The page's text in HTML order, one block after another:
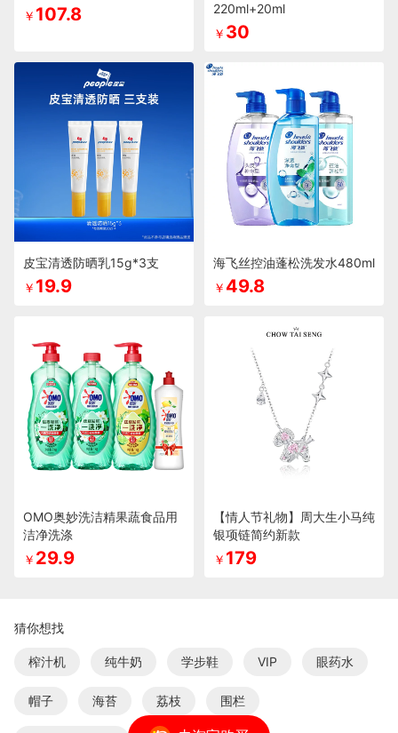
￥ 107.8
220ml+20ml
￥ 30
皮宝清透防晒乳15g*3支
￥ 19.9
海飞丝控油蓬松洗发水480ml
￥ 49.8
OMO奥妙洗洁精果蔬食品用
洁净洗涤
￥ 29.9
【情人节礼物】周大生小马纯
银项链简约新款
￥ 179
猜你想找
榨汁机 纯牛奶 学步鞋 VIP 眼药水
帽子 海苔 荔枝 围栏